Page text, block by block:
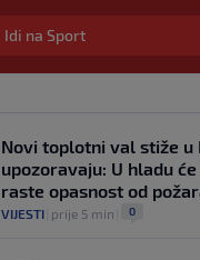
Enes Kanter "tjera"
zvaničnu prijavu za
prije 4 h|
Idi na Sport
Novi toplotni val stiže u
upozoravaju: U hladu
raste opasnost od
VIJESTI prije 5 min 0